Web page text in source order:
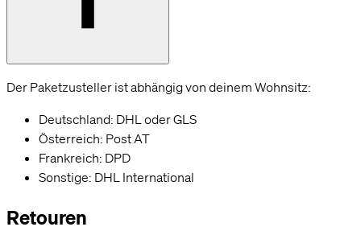
Der Paketzusteller ist abhängig von deinem Wohnsitz:
Deutschland: DHL oder GLS
Österreich: Post AT
Frankreich: DPD
Sonstige: DHL International
Retouren